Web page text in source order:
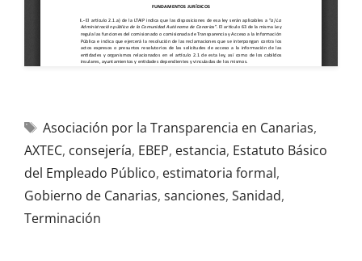
Asociación por la Transparencia en Canarias,
AXTEC, consejería, EBEP, estancia, Estatuto Básico
del Empleado Público, estimatoria formal,
Gobierno de Canarias, sanciones, Sanidad,
Terminación